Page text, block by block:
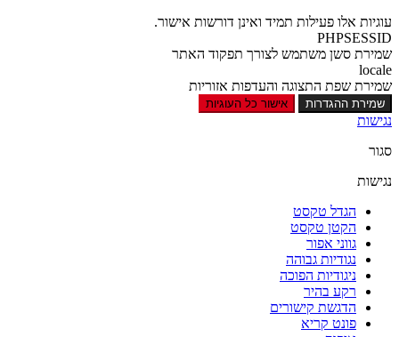
עוגיות אלו פעילות תמיד ואינן דורשות אישור.
PHPSESSID
שמירת סשן משתמש לצורך תפקוד האתר
locale
שמירת שפת התצוגה והעדפות אזוריות
שמירת ההגדרות אישור כל העוגיות
נגישות
סגור
נגישות
הגדל טקסט
הקטן טקסט
גווני אפור
נגודיות גבוהה
ניגודיות הפוכה
רקע בהיר
הדגשת קישורים
פונט קריא